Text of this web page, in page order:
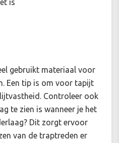
is
gebruikt materiaal voor
Een tip is om voor tapijt
Controleer ook
te zien is wanneer je het
Dit zorgt ervoor
van de traptreden er